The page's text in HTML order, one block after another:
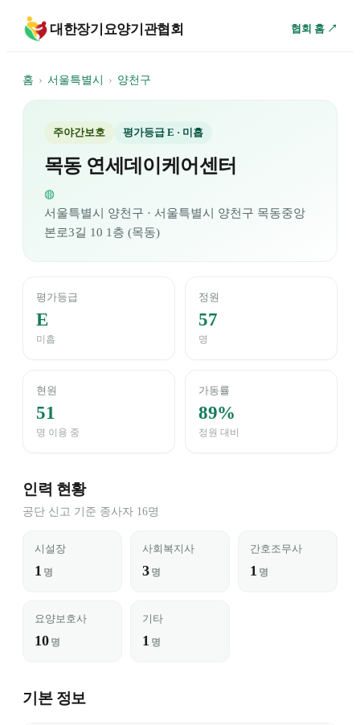
대한장기요양기관협회 협회 홈 ↗
홈 › 서울특별시 › 양천구
주야간보호 평가등급 E · 미흡
목동 연세데이케어센터
◍
서울특별시
양천구 · 서울특별시 양천구 목동중앙
본로3길 10 1층 (목동)
평가등급
E
미흡
정원
57
명
현원
51
명 이용 중
가동률
89%
정원 대비
인력 현황
공단 신고 기준 종사자 16명
시설장
1 명
사회복지사
3 명
간호조무사
1 명
요양보호사
10 명
기타
1 명
기본 정보